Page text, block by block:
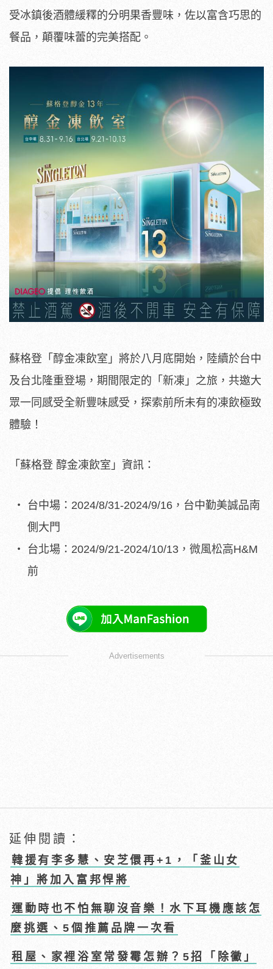
受冰鎮後酒體緩釋的分明果香豐味，佐以富含巧思的
餐品，顛覆味蕾的完美搭配。
蘇格登「醇金凍飲室」將於八月底開始，陸續於台中
及台北隆重登場，期間限定的「新凍」之旅，共邀大
眾一同感受全新豐味感受，探索前所未有的凍飲極致
體驗！
「蘇格登 醇金凍飲室」資訊：
台中場：2024/8/31-2024/9/16，台中勤美誠品南
側大門
台北場：2024/9/21-2024/10/13，微風松高H&M
前
Advertisements
延伸閱讀：
韓援有李多慧、安芝儇再+1，「釜山女
神」將加入富邦悍將
運動時也不怕無聊沒音樂！水下耳機應該怎
麼挑選、5個推薦品牌一次看
租屋、家裡浴室常發霉怎辦？5招「除黴」